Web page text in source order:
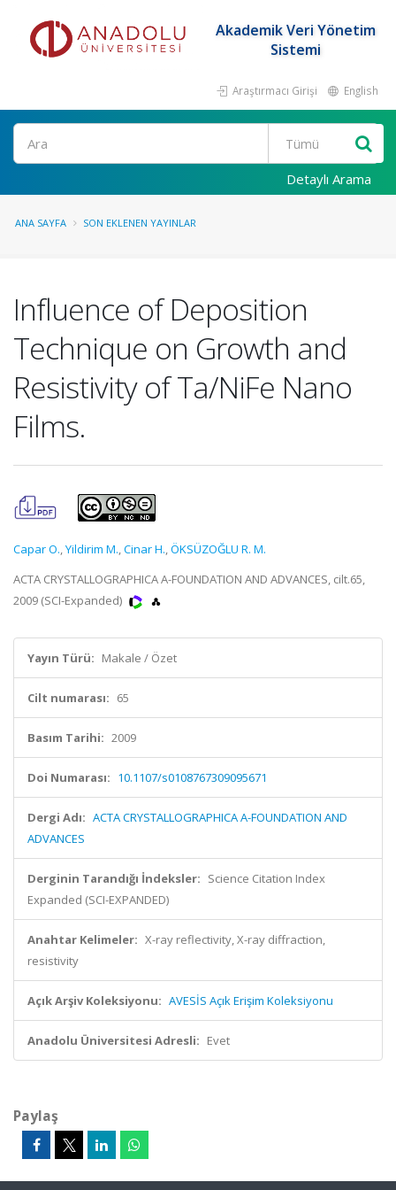
Akademik Veri Yönetim
Sistemi
Araştırmacı Girişi English
Ara
Detaylı Arama
ANA SAYFA SON EKLENEN YAYINLAR
Influence of Deposition
Technique on Growth and
Resistivity of Ta/NiFe Nano
Films.
Capar O.,Yildirim M.,Cinar H.,ÖKSÜZOĞLU R. M.
ACTA CRYSTALLOGRAPHICA A-FOUNDATION AND ADVANCES, cilt.65,
2009 (SCI-Expanded)
Yayın Türü: Makale / Özet
Cilt numarası: 65
Basım Tarihi: 2009
Doi Numarası: 10.1107/s0108767309095671
Dergi Adı: ACTA CRYSTALLOGRAPHICA A-FOUNDATION AND
ADVANCES
Derginin Tarandığı İndeksler: Science Citation Index
Expanded (SCI-EXPANDED)
Anahtar Kelimeler: X-ray reflectivity, X-ray diffraction,
resistivity
Açık Arşiv Koleksiyonu: AVESİS Açık Erişim Koleksiyonu
Anadolu Üniversitesi Adresli: Evet
Paylaş